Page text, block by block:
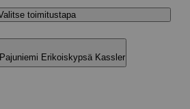
toimitustapa
Erikoiskypsä Kassler